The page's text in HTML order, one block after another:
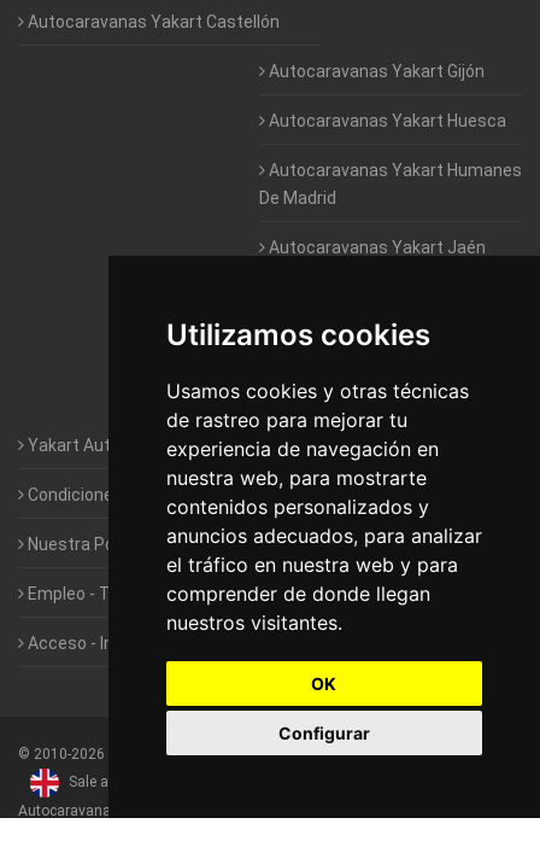
Utilizamos cookies
Usamos cookies y otras técnicas
de rastreo para mejorar tu
experiencia de navegación en
nuestra web, para mostrarte
contenidos personalizados y
anuncios adecuados, para analizar
el tráfico en nuestra web y para
comprender de donde llegan
nuestros visitantes.
OK
Configurar
Autocaravanas Yakart Castellón
Autocaravanas Yakart Gijón
Autocaravanas Yakart Huesca
Autocaravanas Yakart Humanes
De Madrid
Autocaravanas Yakart Jaén
Autocaravanas Yakart Valencia
Autocaravanas Yakart Vitoria
Yakart Autocaravanas · La empresa
Condiciones de Alquiler de Yakart
Nuestra Política de Privacidad
Empleo - Trabaja con nosotros
Acceso - Intranet de Franquiciados
© 2010-2026 Yakart Autocaravanas · Todos los derechos reservados
Sale and rentals of motorhomes
Autocaravanas